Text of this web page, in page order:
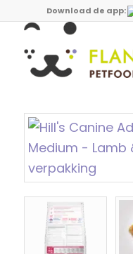
Download de app: